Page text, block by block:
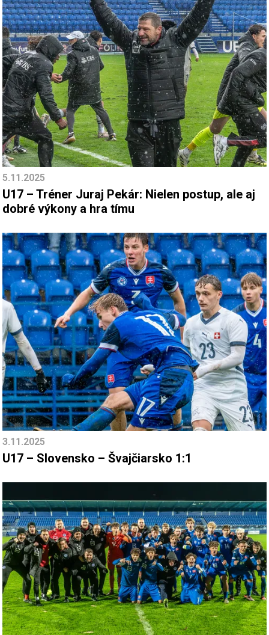
5.11.2025
U17 – Tréner Juraj Pekár: Nielen postup, ale aj
dobré výkony a hra tímu
3.11.2025
U17 – Slovensko – Švajčiarsko 1:1